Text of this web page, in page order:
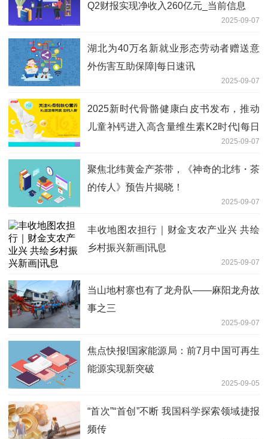
Q2财报实现净收入260亿元_当前信息
2025-09-07
湖北为40万名新就业形态劳动者赠送意
外伤害互助保障|每日速讯
2025-09-07
2025新时代骨骼健康白皮书发布，推动
儿童补钙进入高含量维生素K2时代|每日
2025-09-07
聚焦北纬黄金产茶带，《神奇的北纬・茶
的传人》预告片揭晓！
2025-09-07
丰收地图农担行｜财金支农产业兴 共绘
乡村振兴新画|讯息
2025-09-07
当山地村寨也有了龙舟队——麻阳龙舟故
事之三
2025-09-07
焦点快报!国家能源局：前7月中国可再生
能源实现新突破
2025-09-05
“首次”“首创”不断 我国科学探索领域捷报
频传